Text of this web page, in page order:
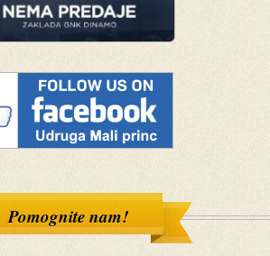
Pomognite nam!